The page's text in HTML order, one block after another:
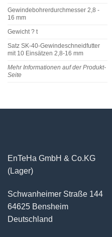
Gewindebohrerdurchmesser 2,8 -
16 mm
Gewicht ? t
Satz SK-40-Gewindeschneidfutter
mit 10 Einsätzen 2,8-16 mm
Mehr Informationen auf der Produkt-
Seite
EnTeHa GmbH & Co.KG
(Lager)
Schwanheimer Straße 144
64625 Bensheim
Deutschland